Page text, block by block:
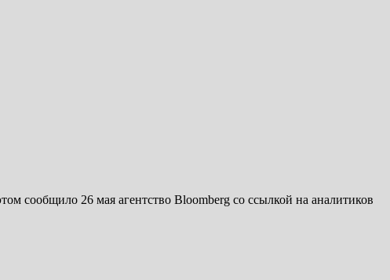
сообщило 26 мая агентство Bloomberg со ссылкой на аналитиков